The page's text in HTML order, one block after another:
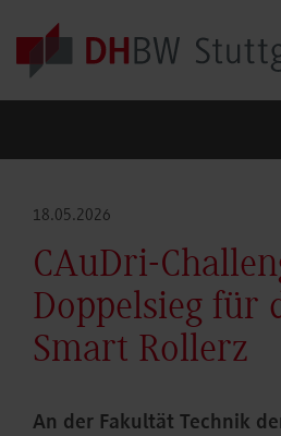
Skip to main content
18.05.2026
CAuDri-
Doppelsieg für
Smart Rollerz
An der Fakultät Technik